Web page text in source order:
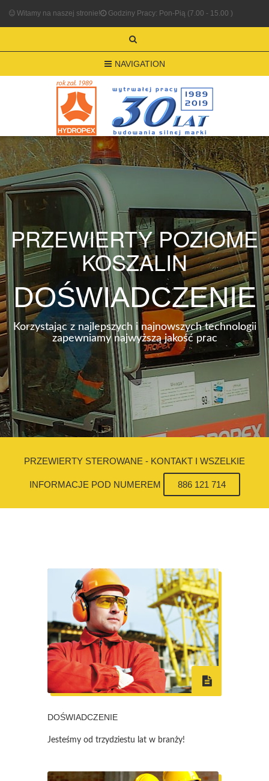
Witamy na naszej stronie! Godziny Pracy: Pon-Pią (7.00 - 15.00 )
NAVIGATION
PRZEWIERTY POZIOME
KOSZALIN
DOŚWIADCZENIE
Korzystając z najlepszych i najnowszych technologii
zapewniamy najwyższą jakość prac
PRZEWIERTY STEROWANE - KONTAKT I WSZELKIE
INFORMACJE POD NUMEREM 886 121 714
DOŚWIADCZENIE
Jesteśmy od trzydziestu lat w branży!